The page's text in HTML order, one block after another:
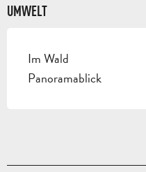
UMWELT
Im Wald
Panoramablick